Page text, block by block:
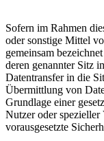
Sofern im Rahmen
oder sonstige Mittel
gemeinsam
deren genannter Sitz
Datentransfer in die
Übermittlung von
Grundlage einer
Nutzer oder spezieller
vorausgesetzte